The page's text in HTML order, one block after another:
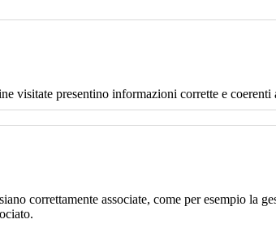
visitate presentino informazioni corrette e coerenti
correttamente associate, come per esempio la